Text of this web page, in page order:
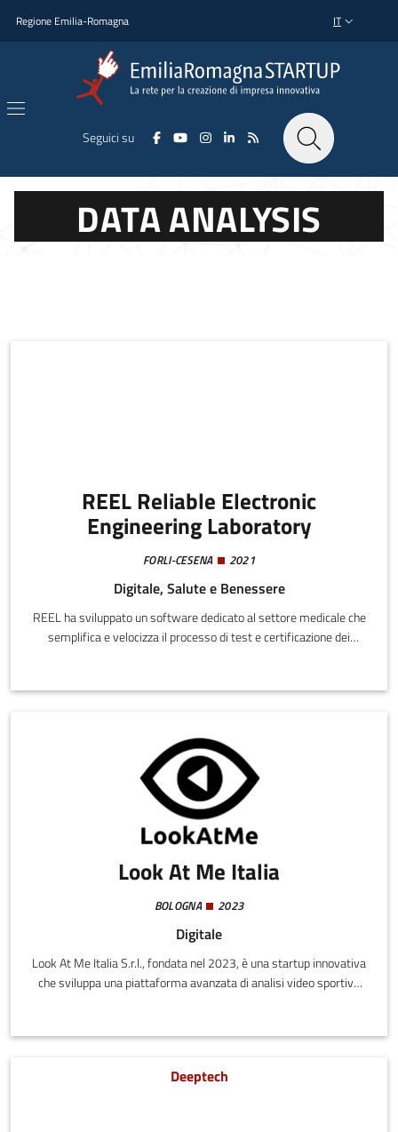
Regione Emilia-Romagna SELETTORE
IT
Seguici su
DATA ANALYSIS
REEL Reliable Electronic
Engineering Laboratory
FORLI-CESENA 2021
Digitale, Salute e Benessere
REEL ha sviluppato un software dedicato al settore medicale che
semplifica e velocizza il processo di test e certificazione dei
errore. Pensata per startup e PMI, offre anche un supporto
rispetto delle normative e l’ingresso dei prodotti sul mercato. I
punti di forza includono verticalità settoriale, flessibilità e
innovazione tecnologica.
Look At Me Italia
BOLOGNA 2023
Digitale
Look At Me Italia S.r.l., fondata nel 2023, è una startup innovativa
che sviluppa una piattaforma avanzata di analisi video sportiva
registrazione automatica delle partite tramite telecamere
proprietari e nella generazione di statistiche dettagliate sulla
Deeptech